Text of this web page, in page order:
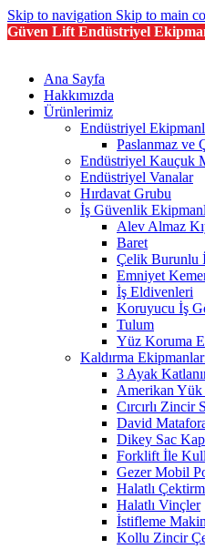
Skip to navigation Skip to main
Güven Lift Endüstriyel
Ana Sayfa
Hakkımızda
Ürünlerimiz
Endüstriyel
Paslanmaz ve
Endüstriyel Kauçuk
Endüstriyel Vanalar
Hırdavat Grubu
İş Güvenlik
Alev Almaz
Baret
Çelik Burunlu
Emniyet
İş Eldivenleri
Koruyucu İş
Tulum
Yüz Koruma
Kaldırma
3 Ayak
Amerikan
Cırcırlı Zincir
David
Dikey Sac
Forklift İle
Gezer Mobil
Halatlı
Halatlı Vinçler
İstifleme
Kollu Zincir